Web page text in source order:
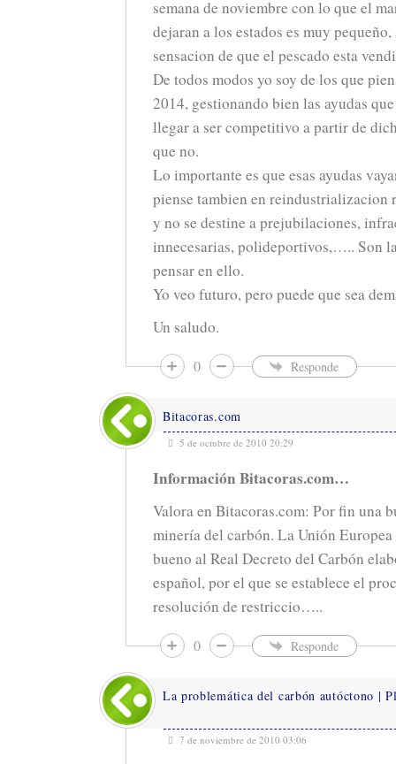
semana de noviembre con lo que el
dejaran a los estados es muy
sensacion de que el pescado esta
De todos modos yo soy de los que
2014, gestionando bien las ayudas
llegar a ser competitivo a partir de
que no.
Lo importante es que esas ayudas
piense tambien en reindustrializacion
y no se destine a prejubilaciones,
innecesarias, polideportivos,….. Son
pensar en ello.
Yo veo futuro, pero puede que sea
Un saludo.
0 Responde
Bitacoras.com
5 de octubre de 2010 20:29
Información Bitacoras.com…
Valora en Bitacoras.com: Por fin una
minería del carbón. La Unión
bueno al Real Decreto del Carbón
español, por el que se establece el
resolución de restriccio…..
0 Responde
La problemática del carbón autóctono |
7 de noviembre de 2010 03:06